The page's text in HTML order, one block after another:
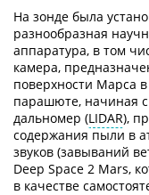
На зонде была
разнообразная
аппаратура, в том
камера,
поверхности Марса
парашюте, начиная
дальномер (LIDAR),
содержания пыли в
звуков (завываний
Deep Space 2 Mars,
в качестве